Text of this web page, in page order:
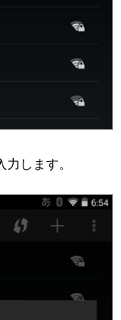
します。